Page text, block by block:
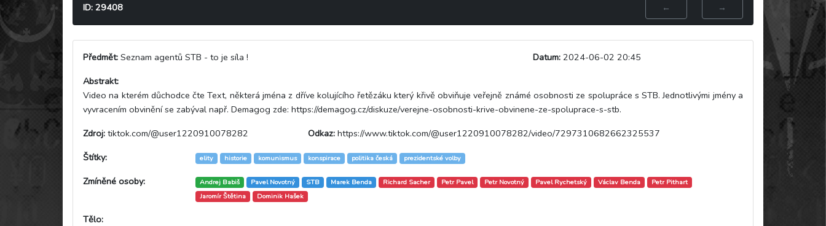
ID: 29408 ← →
Předmět: Seznam agentů STB - to je síla ! Datum: 2024-06-02 20:45
Abstrakt:
Video na kterém důchodce čte Text, některá jména z dříve kolujícího řetězáku který křivě obviňuje veřejně známé osobnosti ze spolupráce s STB. Jednotlivými jmény a
vyvracením obvinění se zabýval např. Demagog zde: https://demagog.cz/diskuze/verejne-osobnosti-krive-obvinene-ze-spoluprace-s-stb.
Zdroj: tiktok.com/@user1220910078282 Odkaz: https://www.tiktok.com/@user1220910078282/video/7297310682662325537
Štítky:
elity historie komunismus konspirace politika česká prezidentské volby
Zmíněné osoby: Andrej Babiš Pavel Novotný STB Marek Benda Richard Sacher Petr Pavel Petr Novotný Pavel Rychetský Václav Benda
Petr Pithart
Jaromír Štětina
Dominik Hašek
Tělo: